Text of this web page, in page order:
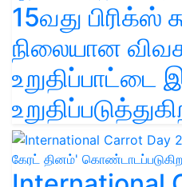
15வது பிரிக்ஸ்
நிலையான
உறுதிப்பாட்டை